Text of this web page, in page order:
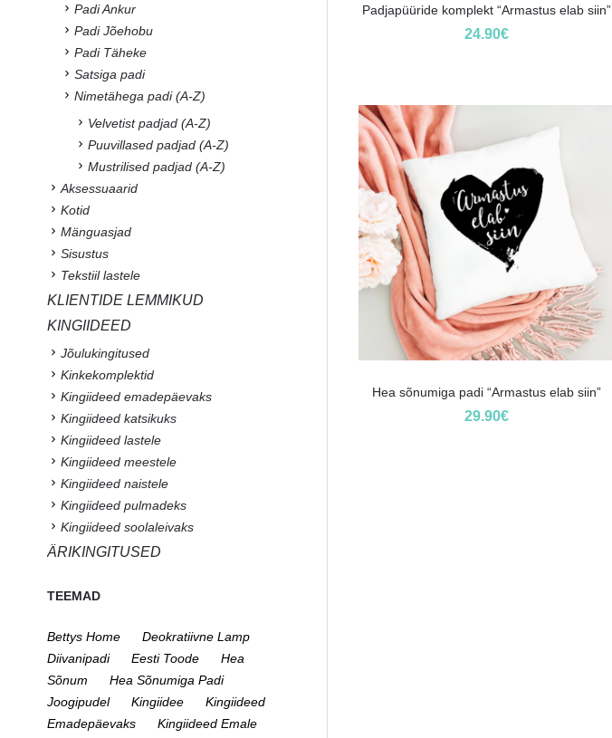
Padjapüüride komplekt “Armastus elab siin”
24.90€
Hea sõnumiga padi “Armastus elab siin”
29.90€
Padi Ankur
Padi Jõehobu
Padi Täheke
Satsiga padi
Nimetähega padi (A-Z)
Velvetist padjad (A-Z)
Puuvillased padjad (A-Z)
Mustrilised padjad (A-Z)
Aksessuaarid
Kotid
Mänguasjad
Sisustus
Tekstiil lastele
KLIENTIDE LEMMIKUD
KINGIIDEED
Jõulukingitused
Kinkekomplektid
Kingiideed emadepäevaks
Kingiideed katsikuks
Kingiideed lastele
Kingiideed meestele
Kingiideed naistele
Kingiideed pulmadeks
Kingiideed soolaleivaks
ÄRIKINGITUSED
TEEMAD
Bettys Home
Deokratiivne Lamp
Diivanipadi
Eesti Toode
Hea
Sõnum
Hea Sõnumiga Padi
Joogipudel
Kingiidee
Kingiideed
Emadepäevaks
Kingiideed Emale